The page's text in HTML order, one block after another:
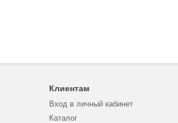
Клиентам
Вход в личный кабинет
Каталог